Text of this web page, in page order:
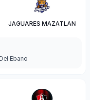
JAGUARES MAZATLAN
Ebano